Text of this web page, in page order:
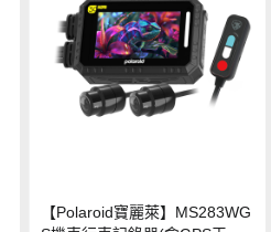
【Polaroid寶麗萊】MS283WG